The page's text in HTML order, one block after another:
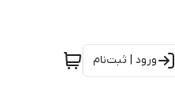
ورود | ثبت‌نام